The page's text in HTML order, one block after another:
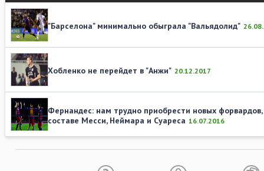
"Барселона" минимально обыграла "Вальядолид"
Хобленко не перейдет в "Анжи" 20.12.2017
Фернандес: нам трудно приобрести новых
составе Месси, Неймара и Суареса 16.07.2016